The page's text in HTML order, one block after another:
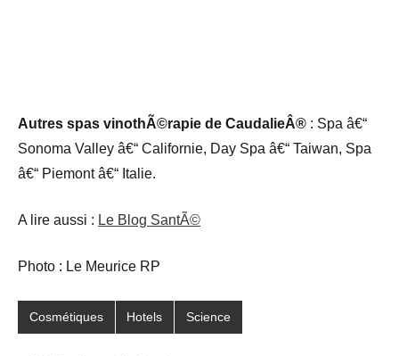
Autres spas vinothÃ©rapie de CaudalieÂ® : Spa â€“
Sonoma Valley â€“ Californie, Day Spa â€“ Taiwan, Spa
â€“ Piemont â€“ Italie.
A lire aussi : Le Blog SantÃ©
Photo : Le Meurice RP
Cosmétiques Hotels Science